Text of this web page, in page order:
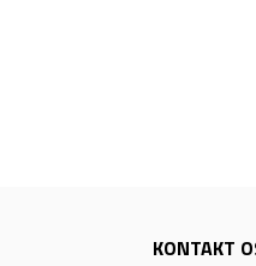
KONTAKT